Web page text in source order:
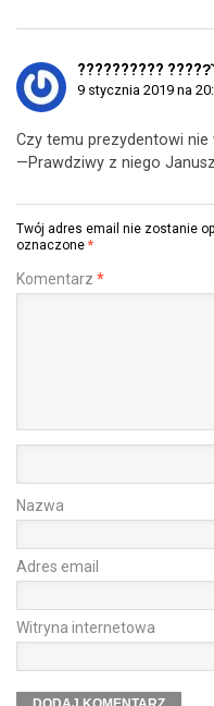
??????????
9 stycznia 2019 na
Czy temu prezydentowi nie
—Prawdziwy z niego
Twój adres email nie zostanie
oznaczone *
Komentarz *
Nazwa
Adres email
Witryna internetowa